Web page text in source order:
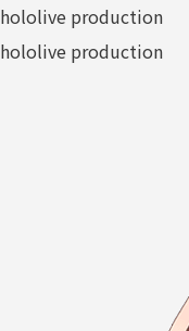
hololive production
hololive production